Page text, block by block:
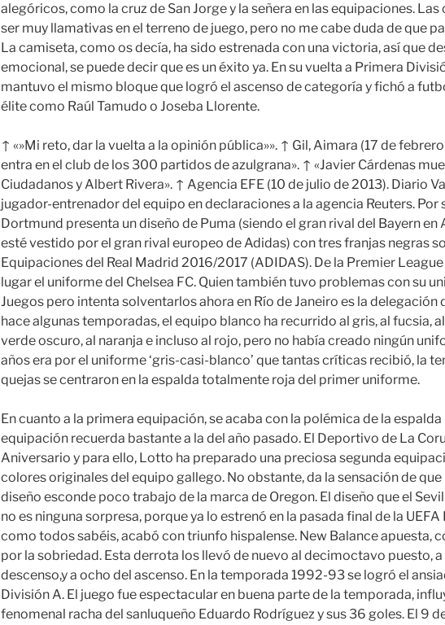
alegóricos, como la cruz de San Jorge y la señera en las equipaciones.
ser muy llamativas en el terreno de juego, pero no me cabe duda de que
La camiseta, como os decía, ha sido estrenada con una victoria, así que
emocional, se puede decir que es un éxito ya. En su vuelta a Primera
mantuvo el mismo bloque que logró el ascenso de categoría y fichó a
élite como Raúl Tamudo o Joseba Llorente.
↑ «»Mi reto, dar la vuelta a la opinión pública»». ↑ Gil, Aimara (17 de
entra en el club de los 300 partidos de azulgrana». ↑ «Javier Cárdenas
Ciudadanos y Albert Rivera». ↑ Agencia EFE (10 de julio de 2013). Diario
jugador-entrenador del equipo en declaraciones a la agencia Reuters. Por
Dortmund presenta un diseño de Puma (siendo el gran rival del Bayern en
esté vestido por el gran rival europeo de Adidas) con tres franjas negras
Equipaciones del Real Madrid 2016/2017 (ADIDAS). De la Premier
lugar el uniforme del Chelsea FC. Quien también tuvo problemas con su
Juegos pero intenta solventarlos ahora en Río de Janeiro es la delegación
hace algunas temporadas, el equipo blanco ha recurrido al gris, al fucsia,
verde oscuro, al naranja e incluso al rojo, pero no había creado ningún
años era por el uniforme ‘gris-casi-blanco’ que tantas críticas recibió, la
quejas se centraron en la espalda totalmente roja del primer uniforme.
En cuanto a la primera equipación, se acaba con la polémica de la
equipación recuerda bastante a la del año pasado. El Deportivo de La
Aniversario y para ello, Lotto ha preparado una preciosa segunda
colores originales del equipo gallego. No obstante, da la sensación de
diseño esconde poco trabajo de la marca de Oregon. El diseño que el
no es ninguna sorpresa, porque ya lo estrenó en la pasada final de la
como todos sabéis, acabó con triunfo hispalense. New Balance apuesta,
por la sobriedad. Esta derrota los llevó de nuevo al decimoctavo puesto,
descenso,y a ocho del ascenso. En la temporada 1992-93 se logró el
División A. El juego fue espectacular en buena parte de la temporada,
fenomenal racha del sanluqueño Eduardo Rodríguez y sus 36 goles. El 9